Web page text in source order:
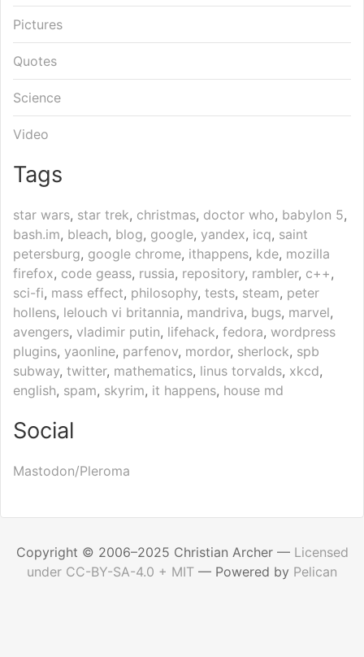
Pictures
Quotes
Science
Video
Tags
star wars, star trek, christmas, doctor who, babylon 5,
bash.im, bleach, blog, google, yandex, icq, saint
petersburg, google chrome, ithappens, kde, mozilla
firefox, code geass, russia, repository, rambler, c++,
sci-fi, mass effect, philosophy, tests, steam, peter
hollens, lelouch vi britannia, mandriva, bugs, marvel,
avengers, vladimir putin, lifehack, fedora, wordpress
plugins, yaonline, parfenov, mordor, sherlock, spb
subway, twitter, mathematics, linus torvalds, xkcd,
english, spam, skyrim, it happens, house md
Social
Mastodon/Pleroma
Copyright © 2006–2025 Christian Archer — Licensed
under CC-BY-SA-4.0 + MIT — Powered by Pelican